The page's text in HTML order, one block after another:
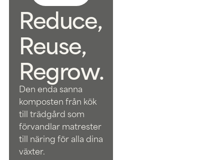
Reduce,
Reuse,
Regrow.
Den enda sanna
komposten från kök
till trädgård som
förvandlar matrester
till näring för alla dina
växter.